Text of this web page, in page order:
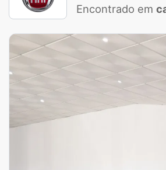
Encontrado em